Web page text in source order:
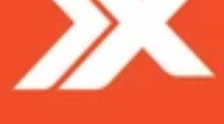
Đánh Giá - Trên TaySo Sánh Tư vấnKhuyến
Hỏi đáp App - Game Thông báo
hàng - Sự kiện
Camera Galaxy S20 Ultra và Note
20 Ultra: Siêu phẩm nào thỏa mãn
sở thích chụp ảnh chuyên nghiệp